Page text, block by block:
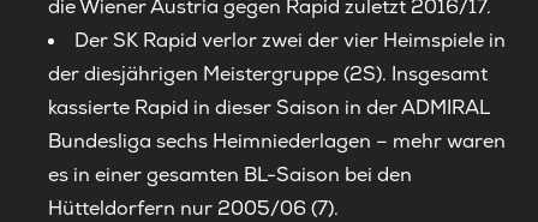
die Wiener Austria gegen Rapid zuletzt 2016/17.
Der SK Rapid verlor zwei der vier Heimspiele in
der diesjährigen Meistergruppe (2S). Insgesamt
kassierte Rapid in dieser Saison in der ADMIRAL
Bundesliga sechs Heimniederlagen – mehr waren
es in einer gesamten BL-Saison bei den
Hütteldorfern nur 2005/06 (7).